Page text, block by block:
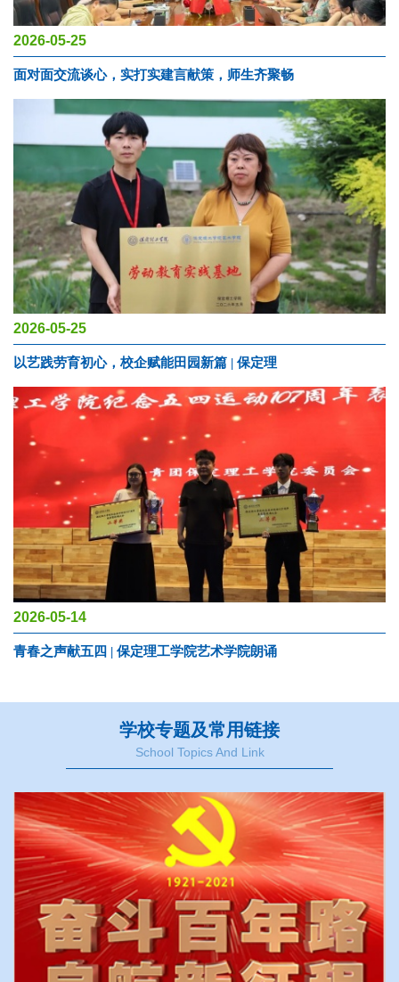
2026-05-25
面对面交流谈心，实打实建言献策，师生齐聚畅
2026-05-25
以艺践劳育初心，校企赋能田园新篇 | 保定理
2026-05-14
青春之声献五四 | 保定理工学院艺术学院朗诵
学校专题及常用链接
School Topics And Link